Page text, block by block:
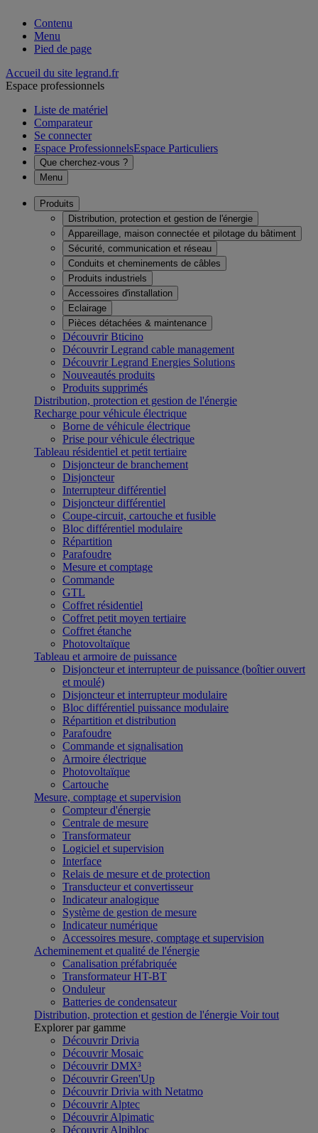
Contenu
Menu
Pied de page
Accueil du site legrand.fr
Espace professionnels
Liste de matériel
Comparateur
Se connecter
Espace ProfessionnelsEspace Particuliers
Que cherchez-vous ?
Menu
Produits
Distribution, protection et gestion de l'énergie
Appareillage, maison connectée et pilotage du bâtiment
Sécurité, communication et réseau
Conduits et cheminements de câbles
Produits industriels
Accessoires d'installation
Eclairage
Pièces détachées & maintenance
Découvrir Bticino
Découvrir Legrand cable management
Découvrir Legrand Energies Solutions
Nouveautés produits
Produits supprimés
Distribution, protection et gestion de l'énergie
Recharge pour véhicule électrique
Borne de véhicule électrique
Prise pour véhicule électrique
Tableau résidentiel et petit tertiaire
Disjoncteur de branchement
Disjoncteur
Interrupteur différentiel
Disjoncteur différentiel
Coupe-circuit, cartouche et fusible
Bloc différentiel modulaire
Répartition
Parafoudre
Mesure et comptage
Commande
GTL
Coffret résidentiel
Coffret petit moyen tertiaire
Coffret étanche
Photovoltaïque
Tableau et armoire de puissance
Disjoncteur et interrupteur de puissance (boîtier ouvert
et moulé)
Disjoncteur et interrupteur modulaire
Bloc différentiel puissance modulaire
Répartition et distribution
Parafoudre
Commande et signalisation
Armoire électrique
Photovoltaïque
Cartouche
Mesure, comptage et supervision
Compteur d'énergie
Centrale de mesure
Transformateur
Logiciel et supervision
Interface
Relais de mesure et de protection
Transducteur et convertisseur
Indicateur analogique
Système de gestion de mesure
Indicateur numérique
Accessoires mesure, comptage et supervision
Acheminement et qualité de l'énergie
Canalisation préfabriquée
Transformateur HT-BT
Onduleur
Batteries de condensateur
Distribution, protection et gestion de l'énergie Voir tout
Explorer par gamme
Découvrir Drivia
Découvrir Mosaic
Découvrir DMX³
Découvrir Green'Up
Découvrir Drivia with Netatmo
Découvrir Alptec
Découvrir Alpimatic
Découvrir Alpibloc